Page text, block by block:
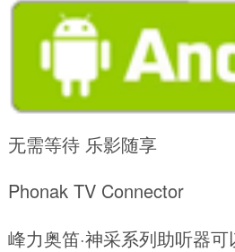
无需等待 乐影随享
Phonak TV Connector
峰力奥笛·神采系列助听器